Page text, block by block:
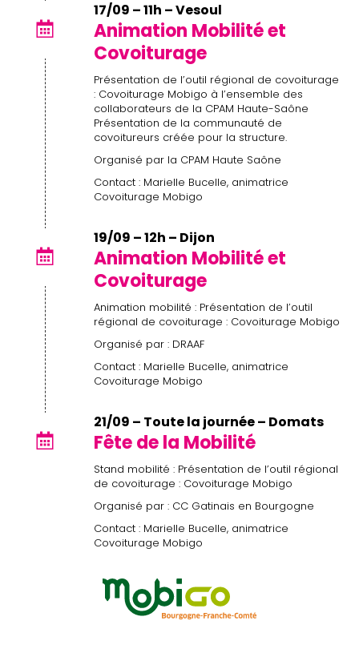
17/09 – 11h – Vesoul
Animation Mobilité et
Covoiturage
Présentation de l’outil régional de covoiturage
: Covoiturage Mobigo à l’ensemble des
collaborateurs de la CPAM Haute-Saône
Présentation de la communauté de
covoitureurs créée pour la structure.
Organisé par la CPAM Haute Saône
Contact : Marielle Bucelle, animatrice
Covoiturage Mobigo
19/09 – 12h – Dijon
Animation Mobilité et
Covoiturage
Animation mobilité : Présentation de l’outil
régional de covoiturage : Covoiturage Mobigo
Organisé par : DRAAF
Contact : Marielle Bucelle, animatrice
Covoiturage Mobigo
21/09 – Toute la journée – Domats
Fête de la Mobilité
Stand mobilité : Présentation de l’outil régional
de covoiturage : Covoiturage Mobigo
Organisé par : CC Gatinais en Bourgogne
Contact : Marielle Bucelle, animatrice
Covoiturage Mobigo